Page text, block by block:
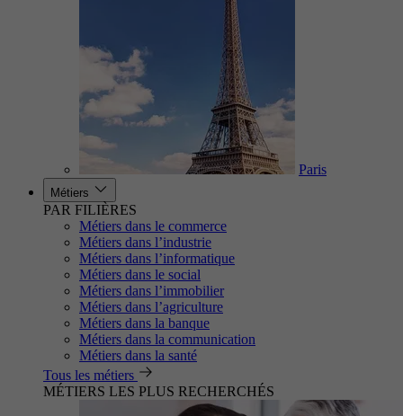
Paris
Métiers
PAR FILIÈRES
Métiers dans le commerce
Métiers dans l’industrie
Métiers dans l’informatique
Métiers dans le social
Métiers dans l’immobilier
Métiers dans l’agriculture
Métiers dans la banque
Métiers dans la communication
Métiers dans la santé
Tous les métiers
MÉTIERS LES PLUS RECHERCHÉS